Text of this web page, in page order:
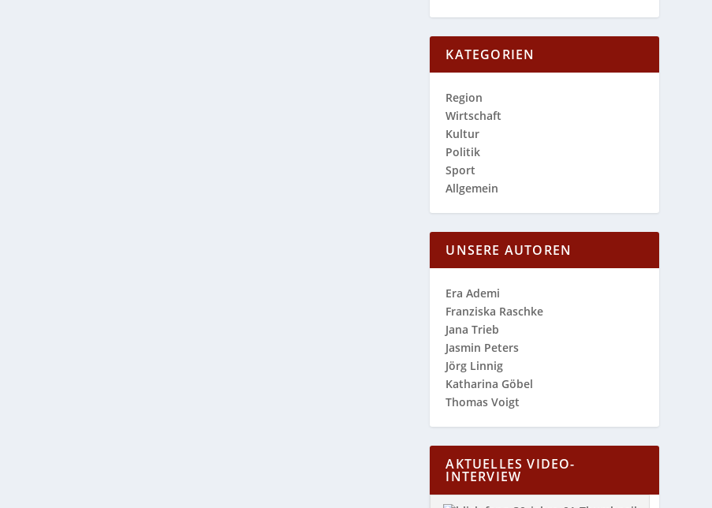
KATEGORIEN
Region
Wirtschaft
Kultur
Politik
Sport
Allgemein
UNSERE AUTOREN
Era Ademi
Franziska Raschke
Jana Trieb
Jasmin Peters
Jörg Linnig
Katharina Göbel
Thomas Voigt
AKTUELLES VIDEO-
INTERVIEW